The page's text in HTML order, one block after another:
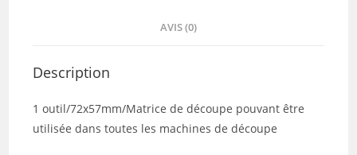
AVIS (0)
Description
1 outil/72x57mm/Matrice de découpe pouvant être
utilisée dans toutes les machines de découpe